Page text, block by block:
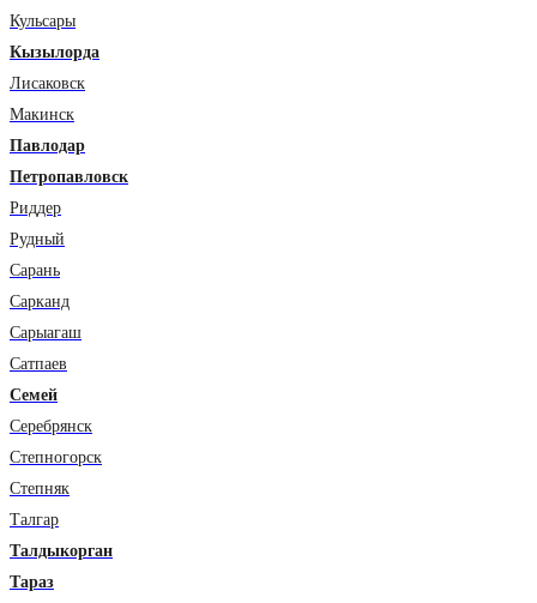
Кульсары
Кызылорда
Лисаковск
Макинск
Павлодар
Петропавловск
Риддер
Рудный
Сарань
Сарканд
Сарыагаш
Сатпаев
Семей
Серебрянск
Степногорск
Степняк
Талгар
Талдыкорган
Тараз